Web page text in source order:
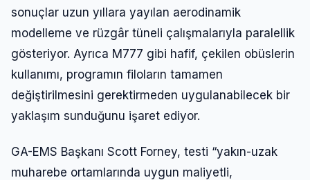
sonuçlar uzun yıllara yayılan aerodinamik
modelleme ve rüzgâr tüneli çalışmalarıyla paralellik
gösteriyor. Ayrıca M777 gibi hafif, çekilen obüslerin
kullanımı, programın filoların tamamen
değiştirilmesini gerektirmeden uygulanabilecek bir
yaklaşım sunduğunu işaret ediyor.
GA-EMS Başkanı Scott Forney, testi “yakın-uzak
muharebe ortamlarında uygun maliyetli,